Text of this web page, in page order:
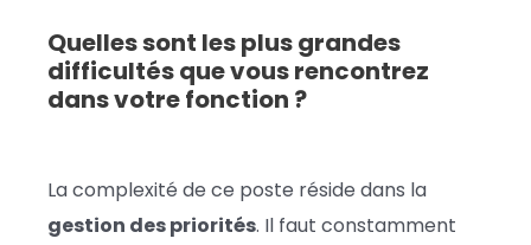
Quelles sont les plus grandes
difficultés que vous rencontrez
dans votre fonction ?
La complexité de ce poste réside dans la
gestion des priorités. Il faut constamment